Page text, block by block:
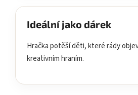
Ideální jako dárek
Hračka potěší děti, které rády
kreativním hraním.